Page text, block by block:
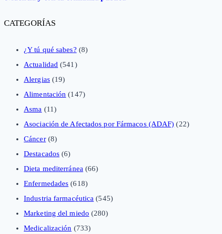
CATEGORÍAS
¿Y tú qué sabes? (8)
Actualidad (541)
Alergias(19)
Alimentación (147)
Asma (11)
Asociación de Afectados por Fármacos (ADAF) (22)
Cáncer(8)
Destacados (6)
Dieta mediterránea (66)
Enfermedades (618)
Industria farmacéutica (545)
Marketing del miedo (280)
Medicalización (733)